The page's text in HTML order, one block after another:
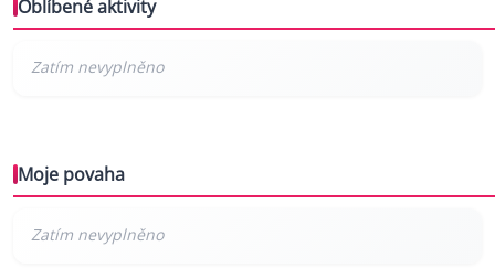
Oblíbené aktivity
Moje povaha